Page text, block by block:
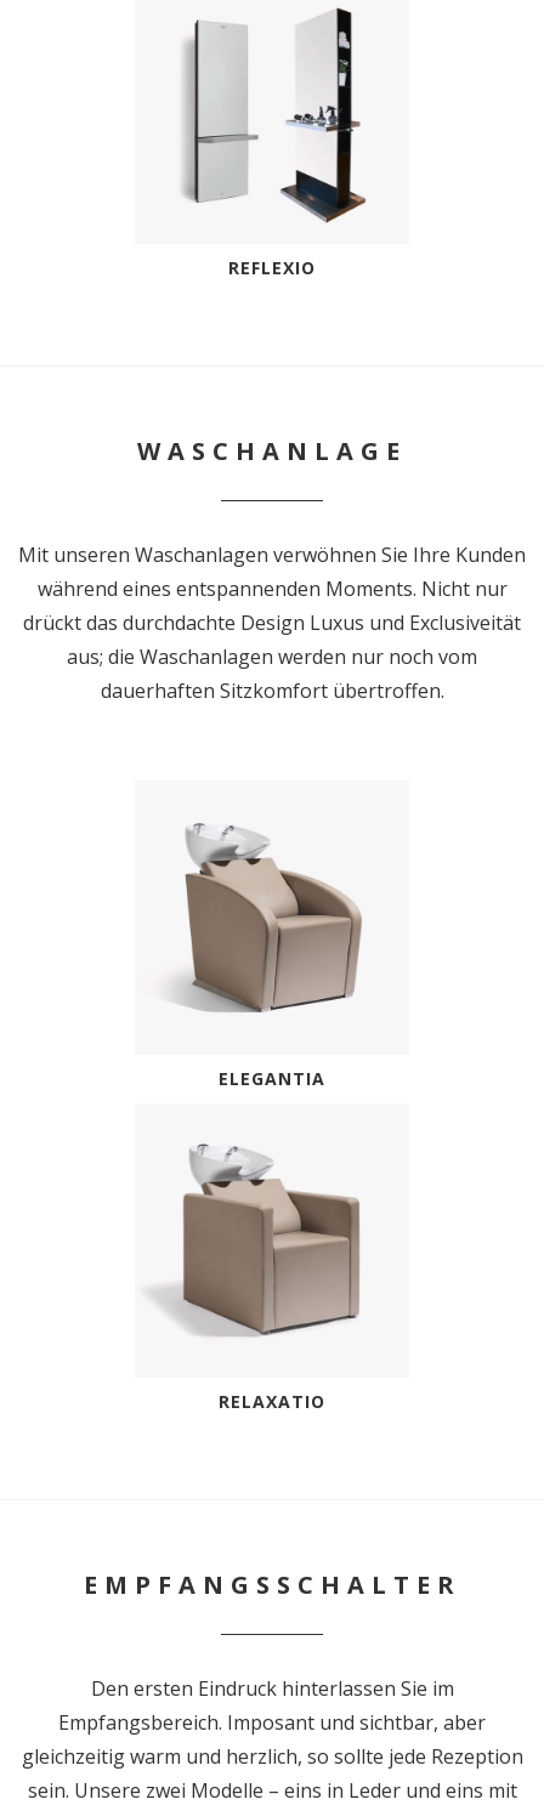
REFLEXIO
WASCHANLAGE
Mit unseren Waschanlagen verwöhnen Sie Ihre Kunden
während eines entspannenden Moments. Nicht nur
drückt das durchdachte Design Luxus und Exclusiveität
aus; die Waschanlagen werden nur noch vom
dauerhaften Sitzkomfort übertroffen.
ELEGANTIA
RELAXATIO
EMPFANGSSCHALTER
Den ersten Eindruck hinterlassen Sie im
Empfangsbereich. Imposant und sichtbar, aber
gleichzeitig warm und herzlich, so sollte jede Rezeption
sein. Unsere zwei Modelle – eins in Leder und eins mit